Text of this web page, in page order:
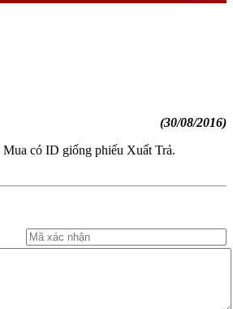
(30/08/2016)
Mua có ID giống phiếu Xuất Trả.